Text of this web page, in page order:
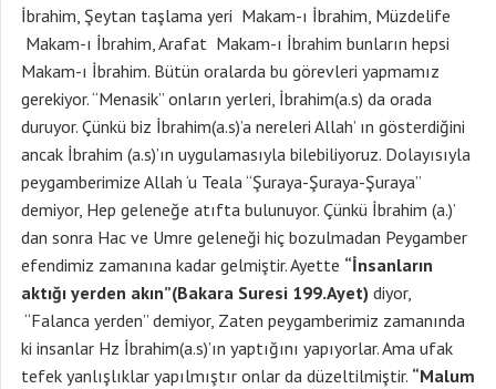
İbrahim, Şeytan taşlama yeri Makam-ı İbrahim, Müzdelife
Makam-ı İbrahim, Arafat Makam-ı İbrahim bunların hepsi
Makam-ı İbrahim. Bütün oralarda bu görevleri yapmamız
gerekiyor. “Menasik” onların yerleri, İbrahim(a.s) da orada
duruyor. Çünkü biz İbrahim(a.s)’a nereleri Allah’ ın gösterdiğini
ancak İbrahim (a.s)’ın uygulamasıyla bilebiliyoruz. Dolayısıyla
peygamberimize Allah ‘u Teala “Şuraya-Şuraya-Şuraya”
demiyor, Hep geleneğe atıfta bulunuyor. Çünkü İbrahim (a.)’
dan sonra Hac ve Umre geleneği hiç bozulmadan Peygamber
efendimiz zamanına kadar gelmiştir. Ayette “İnsanların
aktığı yerden akın”(Bakara Suresi 199.Ayet) diyor,
“Falanca yerden” demiyor, Zaten peygamberimiz zamanında
ki insanlar Hz İbrahim(a.s)’ın yaptığını yapıyorlar. Ama ufak
tefek yanlışlıklar yapılmıştır onlar da düzeltilmiştir. “Malum